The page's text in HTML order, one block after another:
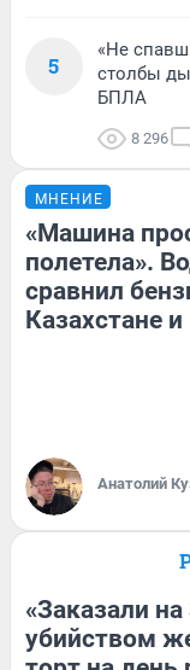
5
«Не
столбы
БПЛА
8 296
МНЕНИЕ
«Машина
полетела».
сравнил
Казахстане
Анатолий
«Заказали
убийством